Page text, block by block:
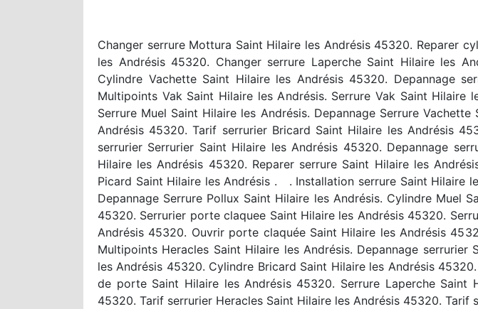
Changer serrure Mottura Saint Hilaire les Andrésis 45320. Reparer
les Andrésis 45320. Changer serrure Laperche Saint Hilaire les
Cylindre Vachette Saint Hilaire les Andrésis 45320. Depannage
Multipoints Vak Saint Hilaire les Andrésis. Serrure Vak Saint
Serrure Muel Saint Hilaire les Andrésis. Depannage Serrure
Andrésis 45320. Tarif serrurier Bricard Saint Hilaire les Andrésis
serrurier Serrurier Saint Hilaire les Andrésis 45320. Depannage
Hilaire les Andrésis 45320. Reparer serrure Saint Hilaire les
Picard Saint Hilaire les Andrésis . . Installation serrure Saint Hilaire
Depannage Serrure Pollux Saint Hilaire les Andrésis. Cylindre Muel
45320. Serrurier porte claquee Saint Hilaire les Andrésis 45320.
Andrésis 45320. Ouvrir porte claquée Saint Hilaire les Andrésis
Multipoints Heracles Saint Hilaire les Andrésis. Depannage
les Andrésis 45320. Cylindre Bricard Saint Hilaire les Andrésis
de porte Saint Hilaire les Andrésis 45320. Serrure Laperche
45320. Tarif serrurier Heracles Saint Hilaire les Andrésis 45320.